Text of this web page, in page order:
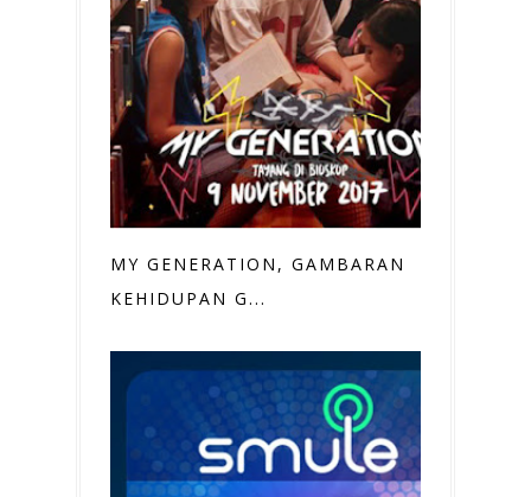
MY GENERATION, GAMBARAN
KEHIDUPAN G...